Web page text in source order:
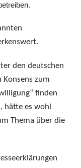
den deutschen
zum
finden
hätte es wohl
Thema über die